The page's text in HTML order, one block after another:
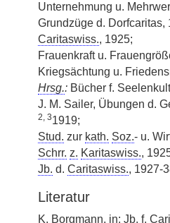
Unternehmung u.
Grundzüge d. Dorfcaritas,
Caritaswiss., 1925;
Frauenkraft u.
Kriegsächtung u.
Hrsg.: Bücher f.
J. M. Sailer, Übungen d.
2, 31919;
Stud. zur kath. Soz.- u.
Schrr. z. Karitaswiss.,
Jb. d. Caritaswiss., 1927-
Literatur
K. Borgmann, in: Jb. f.